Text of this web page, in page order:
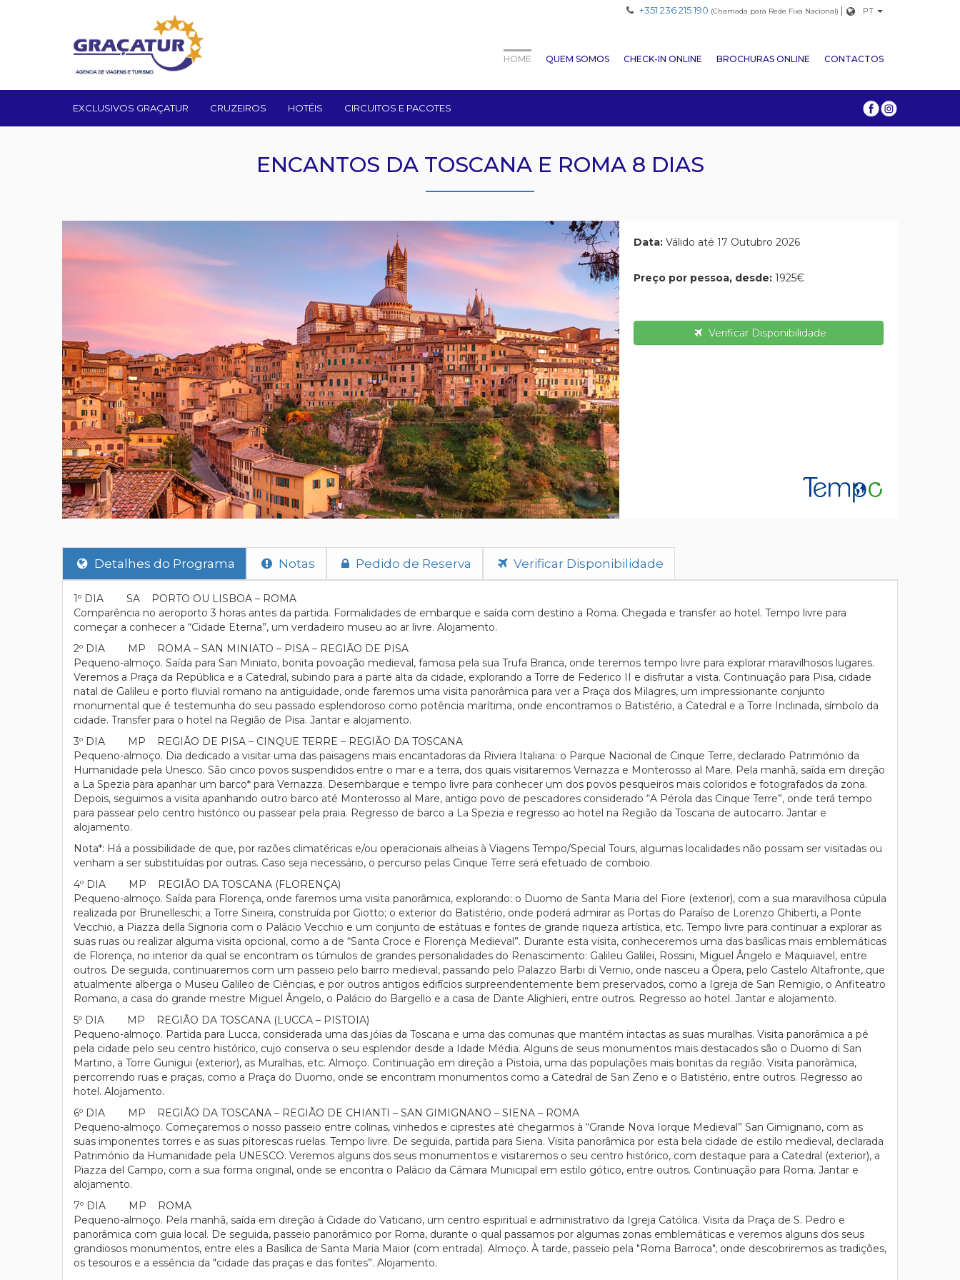
+351 236 215 190 (Chamada para Rede Fixa Nacional) | PT
HOME QUEM SOMOS CHECK-IN ONLINE BROCHURAS ONLINE CONTACTOS
EXCLUSIVOS GRAÇATUR CRUZEIROS HOTÉIS CIRCUITOS E PACOTES
ENCANTOS DA TOSCANA E ROMA 8 DIAS
Data: Válido até 17 Outubro 2026
Preço por pessoa, desde: 1925€
Verificar Disponibilidade
Detalhes do Programa Notas Pedido de Reserva Verificar Disponibilidade
1º DIA SA PORTO OU LISBOA – ROMA
Comparência no aeroporto 3 horas antes da partida. Formalidades de embarque e saída com destino a Roma. Chegada e transfer ao hotel. Tempo livre para
começar a conhecer a “Cidade Eterna”, um verdadeiro museu ao ar livre. Alojamento.
2º DIA MP ROMA – SAN MINIATO – PISA – REGIÃO DE PISA
Pequeno-almoço. Saída para San Miniato, bonita povoação medieval, famosa pela sua Trufa Branca, onde teremos tempo livre para explorar maravilhosos lugares.
Veremos a Praça da República e a Catedral, subindo para a parte alta da cidade, explorando a Torre de Federico II e disfrutar a vista. Continuação para Pisa, cidade
natal de Galileu e porto fluvial romano na antiguidade, onde faremos uma visita panorâmica para ver a Praça dos Milagres, um impressionante conjunto
monumental que é testemunha do seu passado esplendoroso como potência marítima, onde encontramos o Batistério, a Catedral e a Torre Inclinada, símbolo da
cidade. Transfer para o hotel na Região de Pisa. Jantar e alojamento.
3º DIA MP REGIÃO DE PISA – CINQUE TERRE – REGIÃO DA TOSCANA
Pequeno-almoço. Dia dedicado a visitar uma das paisagens mais encantadoras da Riviera Italiana: o Parque Nacional de Cinque Terre, declarado Património da
Humanidade pela Unesco. São cinco povos suspendidos entre o mar e a terra, dos quais visitaremos Vernazza e Monterosso al Mare. Pela manhã, saída em direção
a La Spezia para apanhar um barco* para Vernazza. Desembarque e tempo livre para conhecer um dos povos pesqueiros mais coloridos e fotografados da zona.
Depois, seguimos a visita apanhando outro barco até Monterosso al Mare, antigo povo de pescadores considerado “A Pérola das Cinque Terre”, onde terá tempo
para passear pelo centro histórico ou passear pela praia. Regresso de barco a La Spezia e regresso ao hotel na Região da Toscana de autocarro. Jantar e
alojamento.
Nota*: Há a possibilidade de que, por razões climatéricas e/ou operacionais alheias à Viagens Tempo/Special Tours, algumas localidades não possam ser visitadas ou
venham a ser substituídas por outras. Caso seja necessário, o percurso pelas Cinque Terre será efetuado de comboio.
4º DIA MP REGIÃO DA TOSCANA (FLORENÇA)
Pequeno-almoço. Saída para Florença, onde faremos uma visita panorâmica, explorando: o Duomo de Santa Maria del Fiore (exterior), com a sua maravilhosa cúpula
realizada por Brunelleschi; a Torre Sineira, construída por Giotto; o exterior do Batistério, onde poderá admirar as Portas do Paraíso de Lorenzo Ghiberti, a Ponte
Vecchio, a Piazza della Signoria com o Palácio Vecchio e um conjunto de estátuas e fontes de grande riqueza artística, etc. Tempo livre para continuar a explorar as
suas ruas ou realizar alguma visita opcional, como a de “Santa Croce e Florença Medieval”. Durante esta visita, conheceremos uma das basílicas mais emblemáticas
de Florença, no interior da qual se encontram os túmulos de grandes personalidades do Renascimento: Galileu Galilei, Rossini, Miguel Ângelo e Maquiavel, entre
outros. De seguida, continuaremos com um passeio pelo bairro medieval, passando pelo Palazzo Barbi di Vernio, onde nasceu a Ópera, pelo Castelo Altafronte, que
atualmente alberga o Museu Galileo de Ciências, e por outros antigos edifícios surpreendentemente bem preservados, como a Igreja de San Remigio, o Anfiteatro
Romano, a casa do grande mestre Miguel Ângelo, o Palácio do Bargello e a casa de Dante Alighieri, entre outros. Regresso ao hotel. Jantar e alojamento.
5º DIA MP REGIÃO DA TOSCANA (LUCCA – PISTOIA)
Pequeno-almoço. Partida para Lucca, considerada uma das jóias da Toscana e uma das comunas que mantém intactas as suas muralhas. Visita panorâmica a pé
pela cidade pelo seu centro histórico, cujo conserva o seu esplendor desde a Idade Média. Alguns de seus monumentos mais destacados são o Duomo di San
Martino, a Torre Gunigui (exterior), as Muralhas, etc. Almoço. Continuação em direção a Pistoia, uma das populações mais bonitas da região. Visita panorâmica,
percorrendo ruas e praças, como a Praça do Duomo, onde se encontram monumentos como a Catedral de San Zeno e o Batistério, entre outros. Regresso ao
hotel. Alojamento.
6º DIA MP REGIÃO DA TOSCANA – REGIÃO DE CHIANTI – SAN GIMIGNANO – SIENA – ROMA
Pequeno-almoço. Começaremos o nosso passeio entre colinas, vinhedos e ciprestes até chegarmos à “Grande Nova Iorque Medieval” San Gimignano, com as
suas imponentes torres e as suas pitorescas ruelas. Tempo livre. De seguida, partida para Siena. Visita panorâmica por esta bela cidade de estilo medieval, declarada
Património da Humanidade pela UNESCO. Veremos alguns dos seus monumentos e visitaremos o seu centro histórico, com destaque para a Catedral (exterior), a
Piazza del Campo, com a sua forma original, onde se encontra o Palácio da Câmara Municipal em estilo gótico, entre outros. Continuação para Roma. Jantar e
alojamento.
7º DIA MP ROMA
Pequeno-almoço. Pela manhã, saída em direção à Cidade do Vaticano, um centro espiritual e administrativo da Igreja Católica. Visita da Praça de S. Pedro e
panorâmica com guia local. De seguida, passeio panorâmico por Roma, durante o qual passamos por algumas zonas emblemáticas e veremos alguns dos seus
grandiosos monumentos, entre eles a Basílica de Santa Maria Maior (com entrada). Almoço. À tarde, passeio pela "Roma Barroca", onde descobriremos as tradições,
os tesouros e a essência da "cidade das praças e das fontes”. Alojamento.